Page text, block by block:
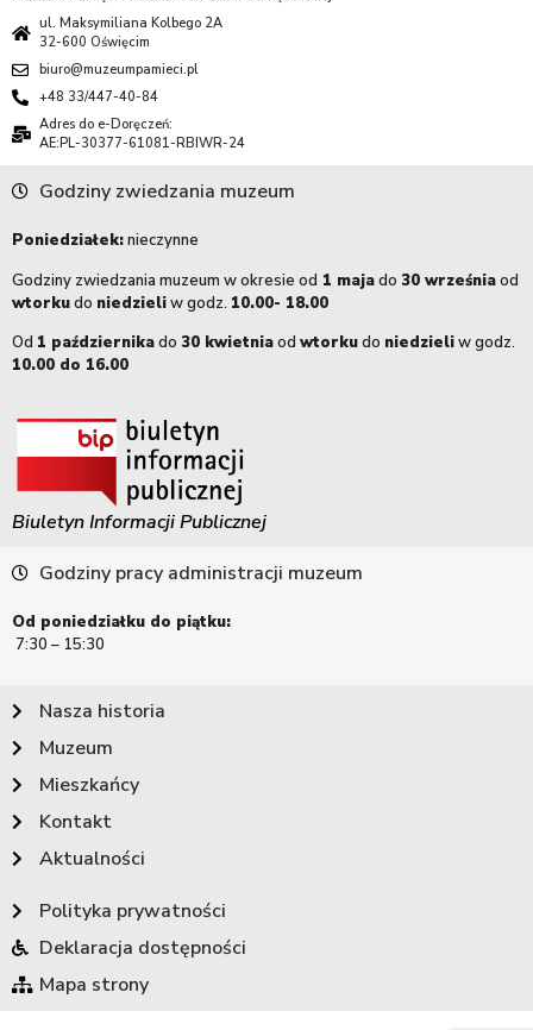
ul. Maksymiliana Kolbego 2A
32-600 Oświęcim
biuro@muzeumpamieci.pl
+48 33/447-40-84
Adres do e-Doręczeń:
AE:PL-30377-61081-RBIWR-24
Godziny zwiedzania muzeum
Poniedziałek:nieczynne
Godziny zwiedzania muzeum w okresie od 1 majado 30 wrześniaod
wtorkudo niedzieliw godz. 10.00- 18.00
Od 1 październikado 30 kwietniaod wtorkudo niedzieliw godz.
10.00 do 16.00
Biuletyn Informacji Publicznej
Godziny pracy administracji muzeum
Od poniedziałku do piątku:
7:30 – 15:30
Nasza historia
Muzeum
Mieszkańcy
Kontakt
Aktualności
Polityka prywatności
Deklaracja dostępności
Mapa strony